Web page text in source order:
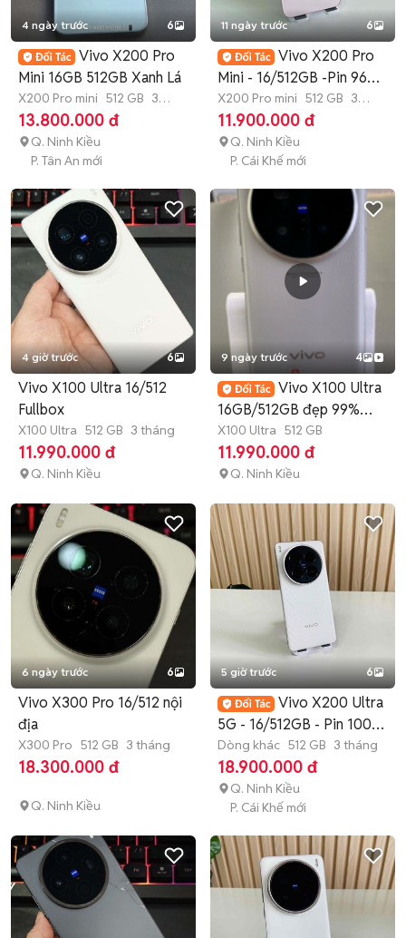
4 ngày trước 6
Vivo X200 Pro
Mini 16GB 512GB Xanh Lá
X200 Pro mini 512 GB 3
tháng
13.800.000 đ
Q. Ninh Kiều
P. Tân An mới
11 ngày trước 6
Vivo X200 Pro
Mini - 16/512GB -Pin 96%
-Nguyên Zin
X200 Pro mini 512 GB 3
tháng
11.900.000 đ
Q. Ninh Kiều
P. Cái Khế mới
4 giờ trước 6
Vivo X100 Ultra 16/512
Fullbox
X100 Ultra 512 GB 3 tháng
11.990.000 đ
Q. Ninh Kiều
9 ngày trước 4
Vivo X100 Ultra
16GB/512GB đẹp 99%
SHIP COD
X100 Ultra 512 GB
11.990.000 đ
Q. Ninh Kiều
6 ngày trước 6
Vivo X300 Pro 16/512 nội
địa
X300 Pro 512 GB 3 tháng
18.300.000 đ
Q. Ninh Kiều
5 giờ trước 6
Vivo X200 Ultra
5G - 16/512GB - Pin 100 -
Đẹp 99
Dòng khác 512 GB 3 tháng
18.900.000 đ
Q. Ninh Kiều
P. Cái Khế mới